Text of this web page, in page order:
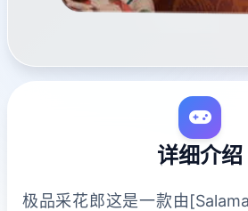
详细介绍
极品采花郎这是一款由